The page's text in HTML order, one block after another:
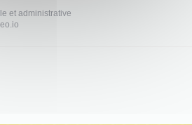
et administrative